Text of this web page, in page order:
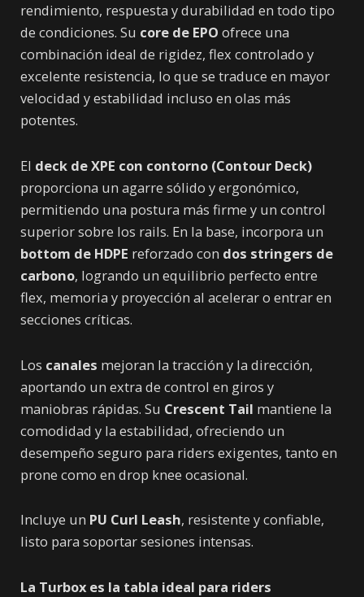
rendimiento, respuesta y durabilidad en todo tipo
de condiciones. Su core de EPO ofrece una
combinación ideal de rigidez, flex controlado y
excelente resistencia, lo que se traduce en mayor
velocidad y estabilidad incluso en olas más
potentes.
El deck de XPE con contorno (Contour Deck)
proporciona un agarre sólido y ergonómico,
permitiendo una postura más firme y un control
superior sobre los rails. En la base, incorpora un
bottom de HDPE reforzado con dos stringers de
carbono, logrando un equilibrio perfecto entre
flex, memoria y proyección al acelerar o entrar en
secciones críticas.
Los canales mejoran la tracción y la dirección,
aportando un extra de control en giros y
maniobras rápidas. Su Crescent Tail mantiene la
comodidad y la estabilidad, ofreciendo un
desempeño seguro para riders exigentes, tanto en
prone como en drop knee ocasional.
Incluye un PU Curl Leash, resistente y confiable,
listo para soportar sesiones intensas.
La Turbox es la tabla ideal para riders